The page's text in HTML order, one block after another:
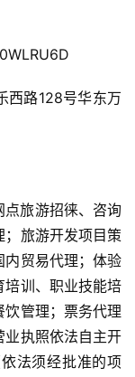
西路128号华东万
旅游招徕、咨询
旅游开发项目策
内贸易代理；体验
培训、职业技能培
管理；票务代理
业执照依法自主开
法须经批准的项